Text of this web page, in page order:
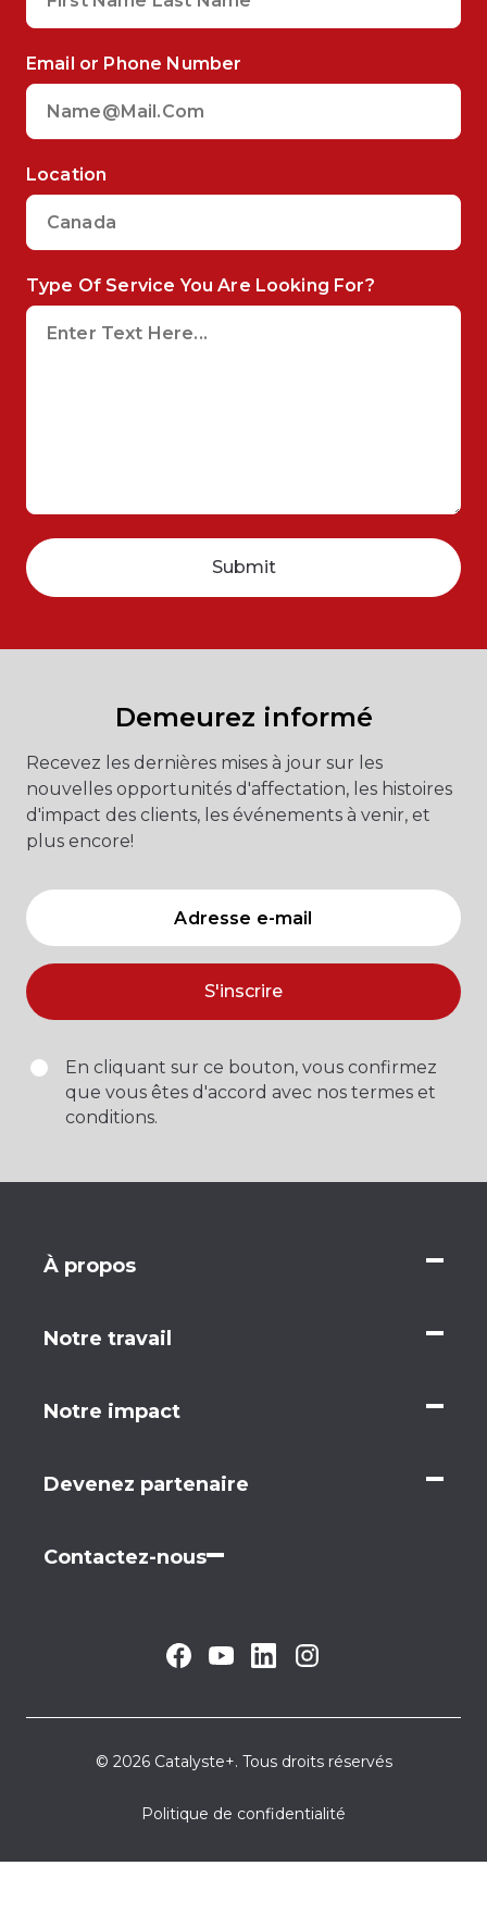
Email or Phone Number
Location
Type Of Service You Are Looking For?
Demeurez informé
Recevez les dernières mises à jour sur les
nouvelles opportunités d'affectation, les histoires
d'impact des clients, les événements à venir, et
plus encore!
S'inscrire
En cliquant sur ce bouton, vous confirmez
que vous êtes d'accord avec nos termes et
conditions.
À propos
Notre travail
Notre impact
Devenez partenaire
Contactez-nous
© 2026 Catalyste+. Tous droits réservés
Politique de confidentialité